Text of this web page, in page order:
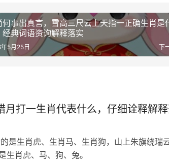
何事出真言，雪高三尺云上天指一正确生肖是
经典词语资询解释落实
下
5月25日
月打一生肖代表什么，仔细诠释解
是生肖虎、生肖马、生肖狗，山上朱旗绕瑞
生肖虎、马、狗、兔。